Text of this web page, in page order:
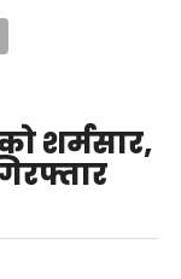
शर्मसार,